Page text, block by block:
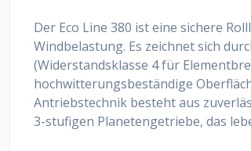
Der Eco Line 380 ist eine sichere
Windbelastung. Es zeichnet sich
(Widerstandsklasse 4 für
hochwitterungsbeständige
Antriebstechnik besteht aus
3-stufigen Planetengetriebe, das